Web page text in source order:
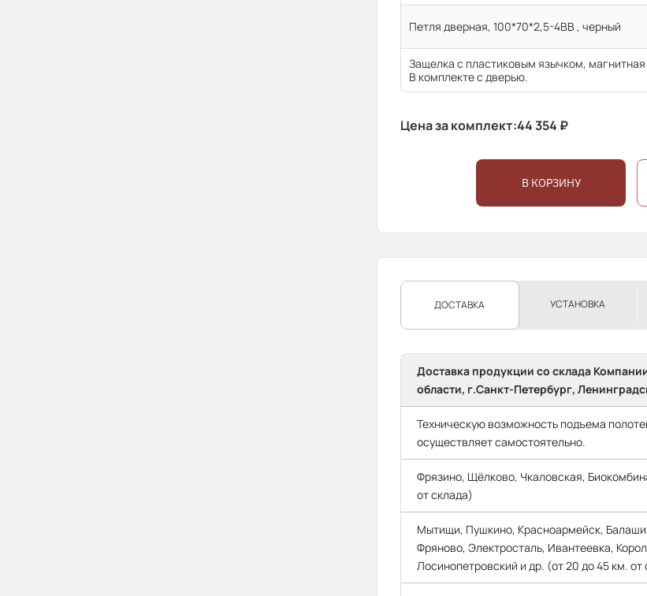
Петля дверная, 100*70*2,5-4ВВ , черный
Защелка с пластиковым язычком, магнитная
В комплекте с дверью.
Цена за комплект:44 354 ₽
В КОРЗИНУ
ДОСТАВКА УСТАНОВКА
Доставка продукции со склада
области, г.Санкт-Петербург,
Техническую возможность подъема
осуществляет самостоятельно.
Фрязино, Щёлково, Чкаловская,
от склада)
Мытищи, Пушкино, Красноармейск,
Фряново, Электросталь, Ивантеевка,
Лосинопетровский и др. (от 20 до 45 км. от